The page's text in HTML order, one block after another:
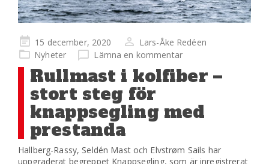
Publicerad
på
15 december, 2020
Lars-Åke Redéen
Nyheter
Lämna en kommentar
Rullmast i kolfiber –
stort steg för
knappsegling med
prestanda
Hallberg-Rassy, Seldén Mast och Elvstrøm Sails har
uppgraderat begreppet Knappsegling, som är inregistrerat